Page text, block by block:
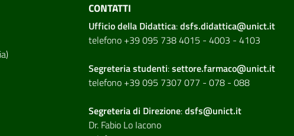
CONTATTI
Ufficio della Didattica:dsfs.didattica@unict.it
telefono +39 095 738 4015 - 4003 - 4103
Segreteria studenti:settore.farmaco@unict.it
telefono +39 095 7307 077 - 078 - 088
Segreteria di Direzione:dsfs@unict.it
Dr. Fabio Lo Iacono